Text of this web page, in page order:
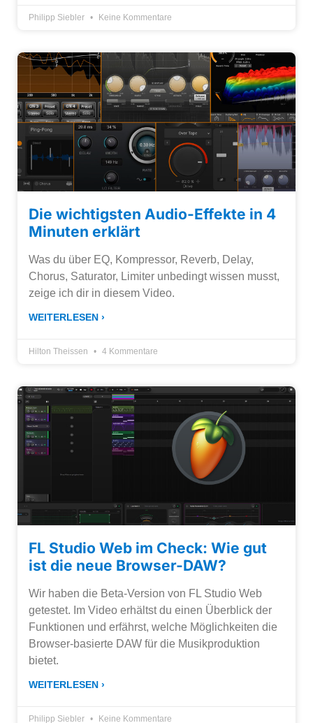
Philipp Siebler Keine Kommentare
Die wichtigsten Audio-Effekte in 4
Minuten erklärt
Was du über EQ, Kompressor, Reverb, Delay,
Chorus, Saturator, Limiter unbedingt wissen musst,
zeige ich dir in diesem Video.
WEITERLESEN ›
Hilton Theissen 4 Kommentare
FL Studio Web im Check: Wie gut
ist die neue Browser-DAW?
Wir haben die Beta-Version von FL Studio Web
getestet. Im Video erhältst du einen Überblick der
Funktionen und erfährst, welche Möglichkeiten die
Browser-basierte DAW für die Musikproduktion
bietet.
WEITERLESEN ›
Philipp Siebler Keine Kommentare